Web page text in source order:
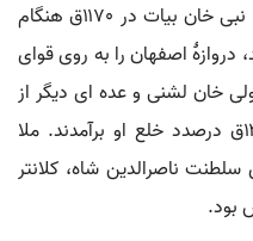
لشنی و نبی خان بیات در ۱۱۷۰ق هنگام
اصفهان را به روی قوای
خان لشنی و عده ای دیگر از
بزرگان دولت جعفر خان زند در ۱۲۰۱ق درصدد خلع او برآمدند. ملا
ناصرالدین شاه، کلانتر
بود.